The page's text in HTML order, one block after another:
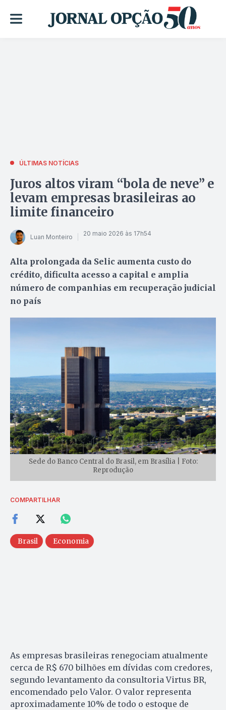
ÚLTIMAS NOTÍCIAS
Juros altos viram “bola de neve” e
levam empresas brasileiras ao
limite financeiro
Luan Monteiro 20 maio 2026 às 17h54
Alta prolongada da Selic aumenta custo do
crédito, dificulta acesso a capital e amplia
número de companhias em recuperação judicial
no país
Sede do Banco Central do Brasil, em Brasília | Foto:
Reprodução
COMPARTILHAR
Brasil Economia
As empresas brasileiras renegociam atualmente
cerca de R$ 670 bilhões em dívidas com credores,
segundo levantamento da consultoria Virtus BR,
encomendado pelo Valor. O valor representa
aproximadamente 10% de todo o estoque de